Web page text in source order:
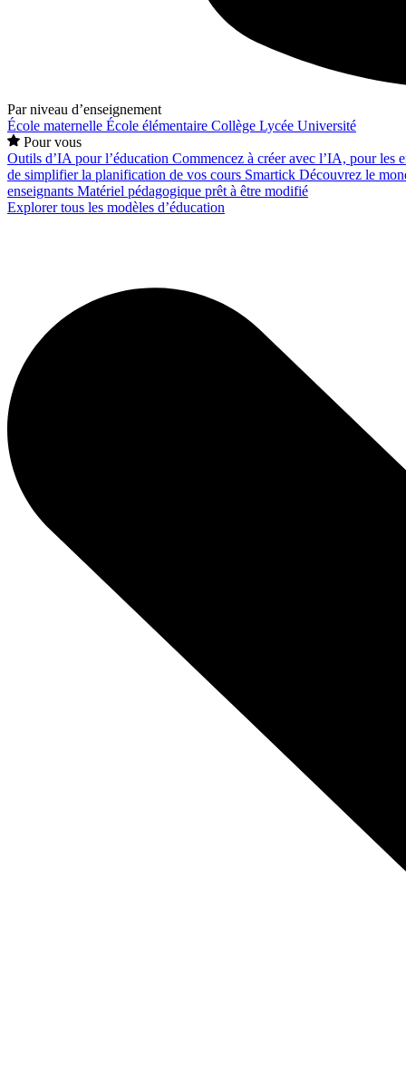
Par niveau d’enseignement
École maternelle École élémentaire Collège Lycée Université
Pour vous
Outils d’IA pour l’éducation Commencez à créer avec l’IA, pour les
de simplifier la planification de vos cours Smartick Découvrez le
enseignants Matériel pédagogique prêt à être modifié
Explorer tous les modèles d’éducation